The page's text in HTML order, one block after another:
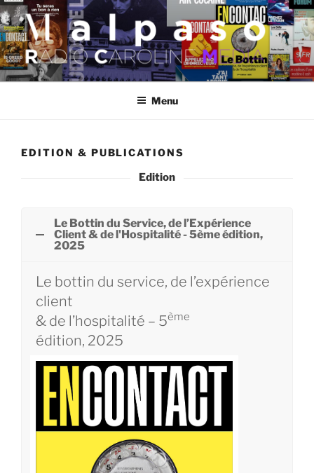
Aller
au
contenu
principal
MALPASO
Menu
EDITION & PUBLICATIONS
Edition
Le Bottin du Service, de l’Expérience
Client & de l'Hospitalité - 5ème édition,
2025
Le bottin du service, de l’expérience
client
& de l’hospitalité – 5ème
édition, 2025